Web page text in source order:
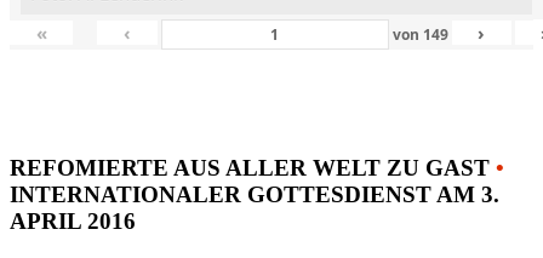
«
‹ von 149 ›
REFOMIERTE AUS ALLER WELT ZU GAST •
INTERNATIONALER GOTTESDIENST AM 3.
APRIL 2016